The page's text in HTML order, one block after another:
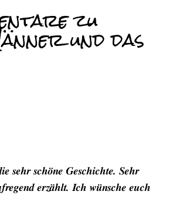
zu
und das
sehr schöne Geschichte. Sehr
erzählt. Ich wünsche euch